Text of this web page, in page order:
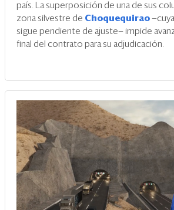
país. La superposición de una de sus
zona silvestre de Choquequirao
sigue pendiente de ajuste— impide
final del contrato para su adjudicación.